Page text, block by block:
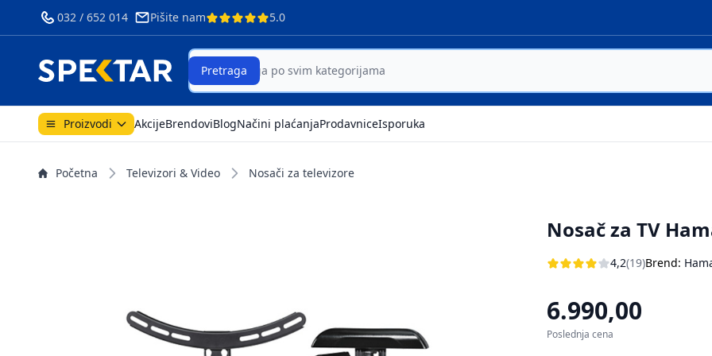
032 / 652 014 Pišite nam 5.0
Search
Pretraga
Proizvodi AkcijeBrendoviBlogNačini plaćanjaProdavniceIsporuka
Početna Televizori & Video Nosači za televizore
Nosač za TV
4,2(19)Brend:
6.990,00
Poslednja cena